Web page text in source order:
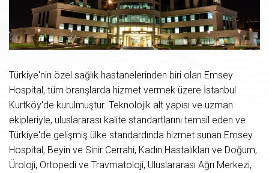
Türkiye'nin özel sağlık hastanelerinden biri olan Emsey
Hospital, tüm branşlarda hizmet vermek üzere İstanbul
Kurtköy'de kurulmuştur. Teknolojik alt yapısı ve uzman
ekipleriyle, uluslararası kalite standartlarını temsil eden ve
Türkiye'de gelişmiş ülke standardında hizmet sunan Emsey
Hospital, Beyin ve Sinir Cerrahi, Kadın Hastalıkları ve Doğum,
Üroloji, Ortopedi ve Travmatoloji, Uluslararası Ağrı Merkezi,